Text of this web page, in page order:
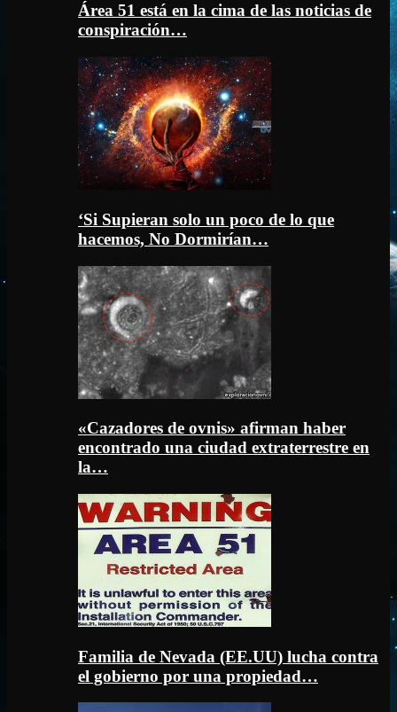
Área 51 está en la cima de las noticias de
conspiración…
‘Si Supieran solo un poco de lo que
hacemos, No Dormirían…
«Cazadores de ovnis» afirman haber
encontrado una ciudad extraterrestre en
la…
Familia de Nevada (EE.UU) lucha contra
el gobierno por una propiedad…